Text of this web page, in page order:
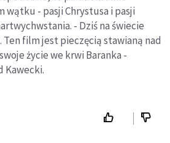
wątku - pasji Chrystusa i pasji
- Dziś na świecie
film jest pieczęcią stawianą nad
życie we krwi Baranka -
Kawecki.